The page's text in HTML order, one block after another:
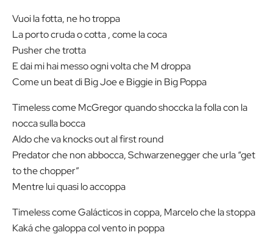
Vuoi la fotta, ne ho troppa
La porto cruda o cotta , come la coca
Pusher che trotta
E dai mi hai messo ogni volta che M droppa
Come un beat di Big Joe e Biggie in Big Poppa
Timeless come McGregor quando shoccka la folla con la
nocca sulla bocca
Aldo che va knocks out al first round
Predator che non abbocca, Schwarzenegger che urla “get
to the chopper”
Mentre lui quasi lo accoppa
Timeless come Galácticos in coppa, Marcelo che la stoppa
Kaká che galoppa col vento in poppa